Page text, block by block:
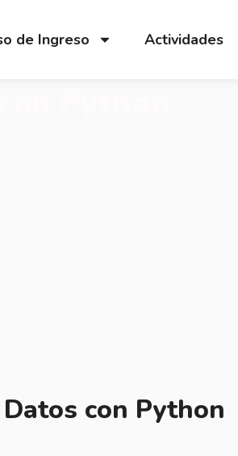
de Ingreso Actividades
con Python